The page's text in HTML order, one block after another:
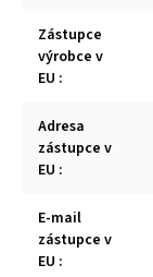
Zástupce
výrobce v
EU :
Adresa
zástupce v
EU :
E-mail
zástupce v
EU :